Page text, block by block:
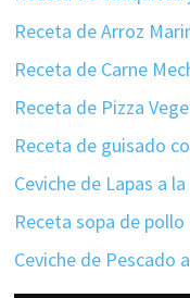
Receta de Arroz
Receta de Carne
Receta de Pizza
Receta de guisado
Ceviche de Lapas a
Receta sopa de
Ceviche de Pescado